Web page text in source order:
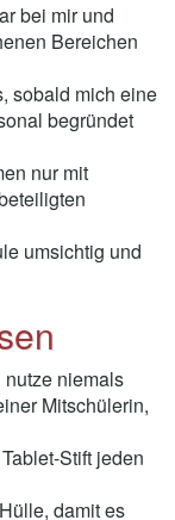
bei mir und
Bereichen
sobald mich eine
begründet
nur mit
umsichtig und
nutze niemals
Mitschülerin,
Stift jeden
damit es